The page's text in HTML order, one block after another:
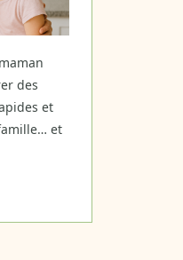
des
et
et